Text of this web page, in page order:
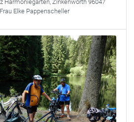
Harmoniegarten, Zinkenwörth 96047
Frau Elke Pappenscheller